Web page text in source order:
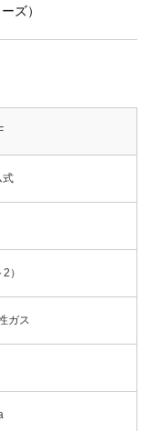
ズ）
式
）
ガス